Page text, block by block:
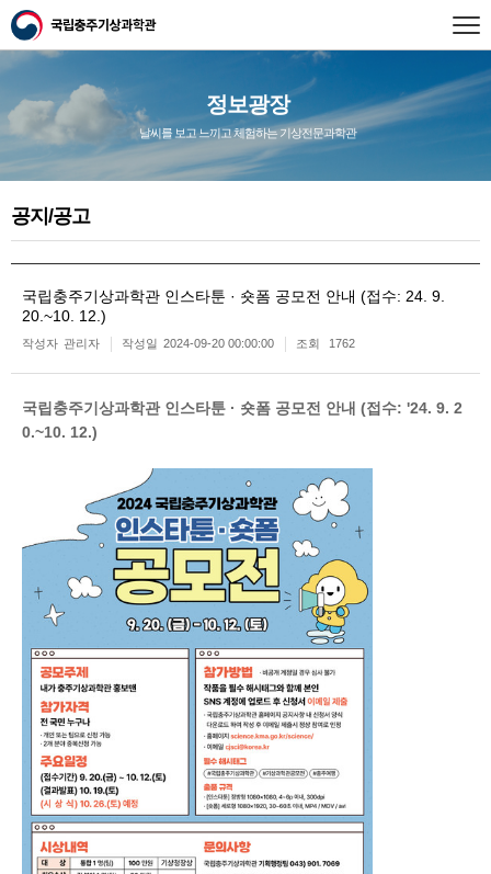
정보광장
날씨를 보고 느끼고 체험하는 기상전문과학관
공지/공고
국립충주기상과학관 인스타툰 · 숏폼 공모전 안내 (접수: 24. 9.
20.~10. 12.)
작성자 관리자 작성일 2024-09-20 00:00:00 조회 1762
국립충주기상과학관 인스타툰 · 숏폼 공모전 안내 (접수: '24. 9. 2
0.~10. 12.)